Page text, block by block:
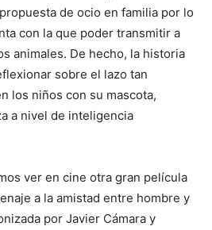
de ocio en familia por lo
con la que poder transmitir a
animales. De hecho, la historia
sobre el lazo tan
los niños con su mascota,
a nivel de inteligencia
ver en cine otra gran película
a la amistad entre hombre y
por Javier Cámara y